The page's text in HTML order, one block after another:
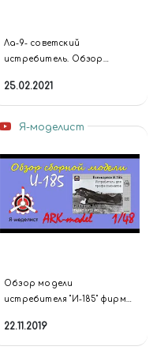
Ла-9- советский
истребитель. Обзор
1/48 масштабе.
25.02.2021
Я-моделист
Обзор модели
истребителя "И-185" фирмы
масштабе.
22.11.2019